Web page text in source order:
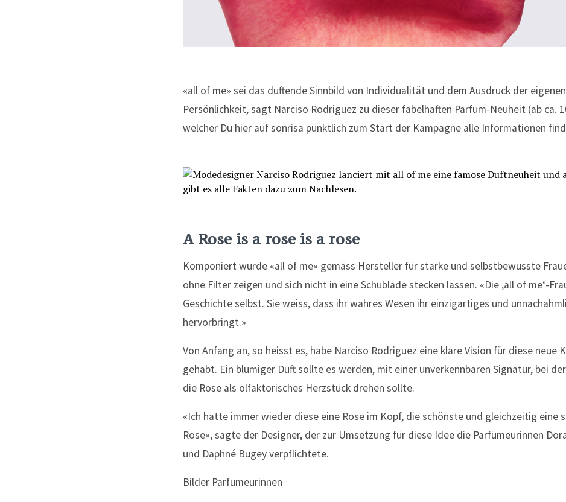
«all of me» sei das duftende Sinnbild von Individualität und dem Ausdruck der eigenen
Persönlichkeit, sagt Narciso Rodriguez zu dieser fabelhaften Parfum-Neuheit (ab ca.
welcher Du hier auf sonrisa pünktlich zum Start der Kampagne alle Informationen
A Rose is a rose is a rose
Komponiert wurde «all of me» gemäss Hersteller für starke und selbstbewusste
ohne Filter zeigen und sich nicht in eine Schublade stecken lassen. «Die ‚all of me‘-
Geschichte selbst. Sie weiss, dass ihr wahres Wesen ihr einzigartiges und
hervorbringt.»
Von Anfang an, so heisst es, habe Narciso Rodriguez eine klare Vision für diese neue
gehabt. Ein blumiger Duft sollte es werden, mit einer unverkennbaren Signatur, bei
die Rose als olfaktorisches Herzstück drehen sollte.
«Ich hatte immer wieder diese eine Rose im Kopf, die schönste und gleichzeitig eine
Rose», sagte der Designer, der zur Umsetzung für diese Idee die Parfümeurinnen
und Daphné Bugey verpflichtete.
Bilder Parfumeurinnen